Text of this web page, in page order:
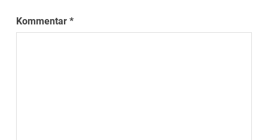
Kommentar*